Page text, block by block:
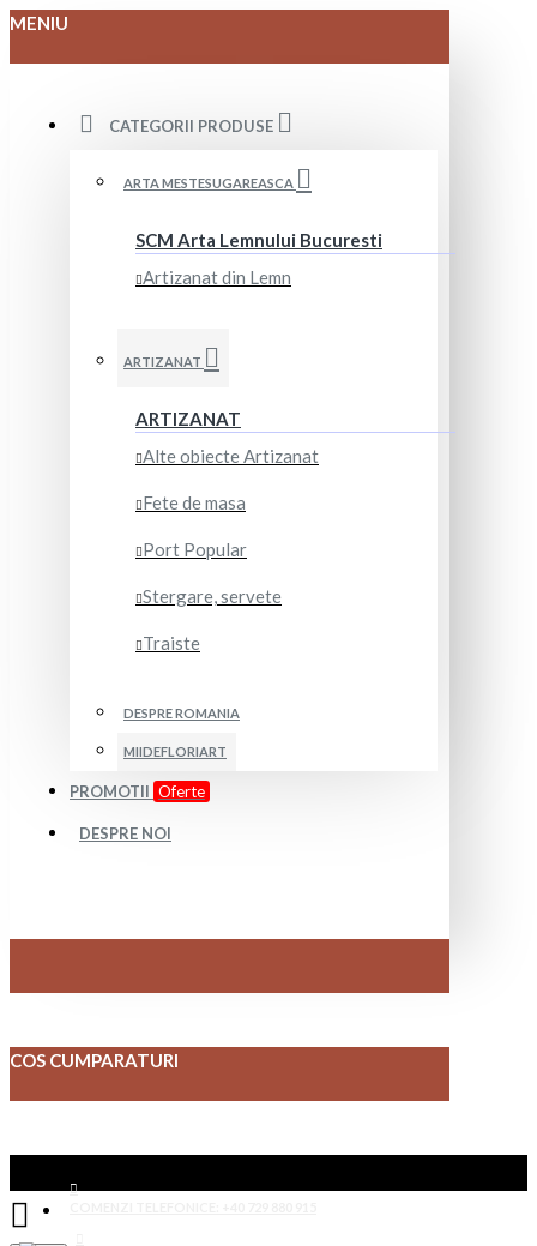
MENIU
CATEGORII PRODUSE
ARTA MESTESUGAREASCA
SCM Arta Lemnului Bucuresti
Artizanat din Lemn
ARTIZANAT
ARTIZANAT
Alte obiecte Artizanat
Fete de masa
Port Popular
Stergare, servete
Traiste
DESPRE ROMANIA
MIIDEFLORIART
PROMOTII Oferte
DESPRE NOI
COS CUMPARATURI